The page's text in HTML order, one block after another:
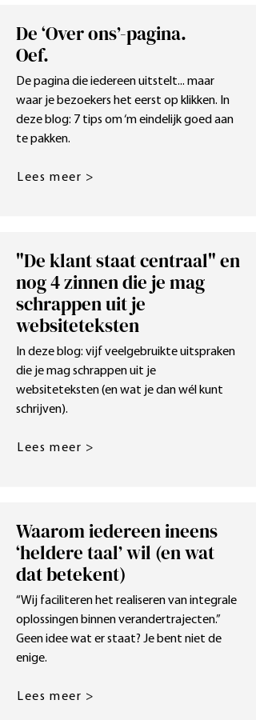
De ‘Over ons’-pagina.
Oef.
De pagina die iedereen uitstelt... maar
waar je bezoekers het eerst op klikken. In
deze blog: 7 tips om ‘m eindelijk goed aan
te pakken.
Lees meer >
"De klant staat centraal" en
nog 4 zinnen die je mag
schrappen uit je
websiteteksten
In deze blog: vijf veelgebruikte uitspraken
die je mag schrappen uit je
websiteteksten (en wat je dan wél kunt
schrijven).
Lees meer >
Waarom iedereen ineens
‘heldere taal’ wil (en wat
dat betekent)
“Wij faciliteren het realiseren van integrale
oplossingen binnen verandertrajecten.”
Geen idee wat er staat? Je bent niet de
enige.
Lees meer >